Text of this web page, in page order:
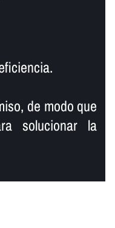
de modo que
solucionar la